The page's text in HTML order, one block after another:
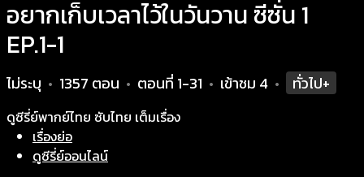
อยากเก็บเวลาไว้ในวันวาน ซีซั่น 1
EP.1-1
ไม่ระบุ • 1357 ตอน • ตอนที่ 1-31 • เข้าชม 4 • ทั่วไป+
ดูซีรี่ย์พากย์ไทย ซับไทย เต็มเรื่อง
เรื่องย่อ
ดูซีรี่ย์ออนไลน์